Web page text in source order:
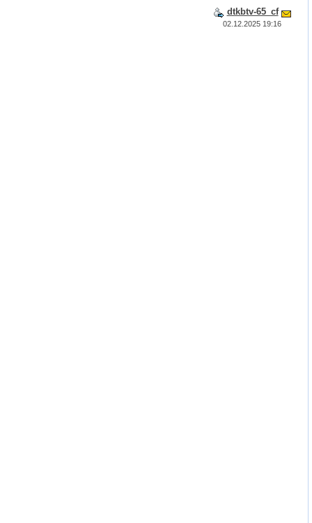
dtkbtv-65_cf
02.12.2025 19:16